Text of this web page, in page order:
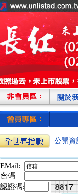
關於
公開資
EMail:
密碼:
認證碼: